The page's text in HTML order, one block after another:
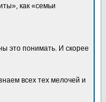
как «семьи
это понимать. И скорее
всех тех мелочей и